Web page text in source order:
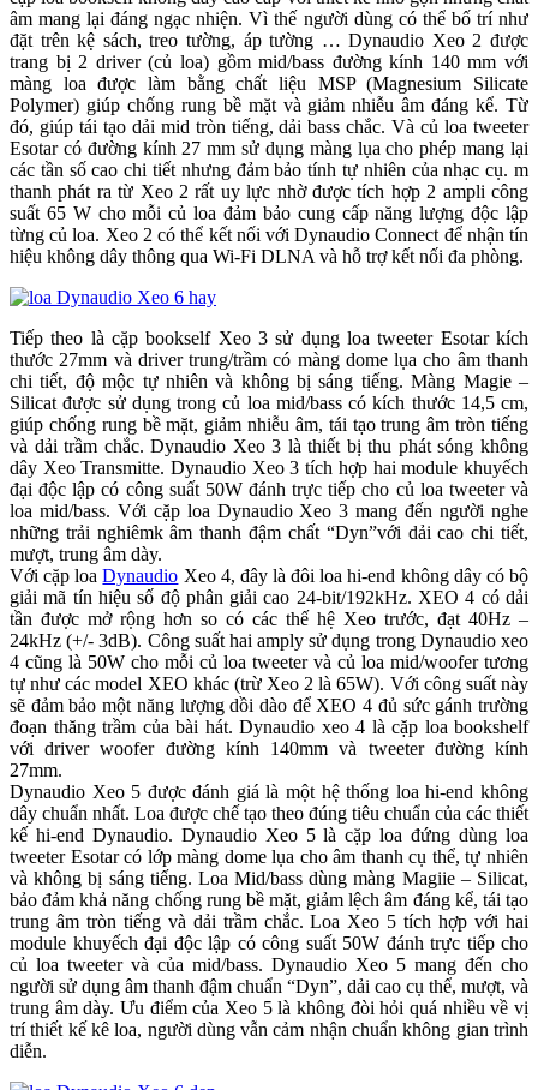
âm mang lại đáng ngạc nhiện. Vì thế người dùng có thể bố trí như
đặt trên kệ sách, treo tường, áp tường … Dynaudio Xeo 2 được
trang bị 2 driver (củ loa) gồm mid/bass đường kính 140 mm với
màng loa được làm bằng chất liệu MSP (Magnesium Silicate
Polymer) giúp chống rung bề mặt và giảm nhiễu âm đáng kể. Từ
đó, giúp tái tạo dải mid tròn tiếng, dải bass chắc. Và củ loa tweeter
Esotar có đường kính 27 mm sử dụng màng lụa cho phép mang lại
các tần số cao chi tiết nhưng đảm bảo tính tự nhiên của nhạc cụ. m
thanh phát ra từ Xeo 2 rất uy lực nhờ được tích hợp 2 ampli công
suất 65 W cho mỗi củ loa đảm bảo cung cấp năng lượng độc lập
từng củ loa. Xeo 2 có thể kết nối với Dynaudio Connect để nhận tín
hiệu không dây thông qua Wi-Fi DLNA và hỗ trợ kết nối đa phòng.
Tiếp theo là cặp bookself Xeo 3 sử dụng loa tweeter Esotar kích
thước 27mm và driver trung/trầm có màng dome lụa cho âm thanh
chi tiết, độ mộc tự nhiên và không bị sáng tiếng. Màng Magie –
Silicat được sử dụng trong củ loa mid/bass có kích thước 14,5 cm,
giúp chống rung bề mặt, giảm nhiễu âm, tái tạo trung âm tròn tiếng
và dải trầm chắc. Dynaudio Xeo 3 là thiết bị thu phát sóng không
dây Xeo Transmitte. Dynaudio Xeo 3 tích hợp hai module khuyếch
đại độc lập có công suất 50W đánh trực tiếp cho củ loa tweeter và
loa mid/bass. Với cặp loa Dynaudio Xeo 3 mang đến người nghe
những trải nghiêmk âm thanh đậm chất “Dyn”với dải cao chi tiết,
mượt, trung âm dày.
Với cặp loaDynaudio Xeo 4, đây là đôi loa hi-end không dây có bộ
giải mã tín hiệu số độ phân giải cao 24-bit/192kHz. XEO 4 có dải
tần được mở rộng hơn so có các thế hệ Xeo trước, đạt 40Hz –
24kHz (+/- 3dB). Công suất hai amply sử dụng trong Dynaudio xeo
4 cũng là 50W cho mỗi củ loa tweeter và củ loa mid/woofer tương
tự như các model XEO khác (trừ Xeo 2 là 65W). Với công suất này
sẽ đảm bảo một năng lượng dồi dào để XEO 4 đủ sức gánh trường
đoạn thăng trầm của bài hát. Dynaudio xeo 4 là cặp loa bookshelf
với driver woofer đường kính 140mm và tweeter đường kính
27mm.
Dynaudio Xeo 5 được đánh giá là một hệ thống loa hi-end không
dây chuẩn nhất. Loa được chế tạo theo đúng tiêu chuẩn của các thiết
kế hi-end Dynaudio. Dynaudio Xeo 5 là cặp loa đứng dùng loa
tweeter Esotar có lớp màng dome lụa cho âm thanh cụ thể, tự nhiên
và không bị sáng tiếng. Loa Mid/bass dùng màng Magiie – Silicat,
bảo đảm khả năng chống rung bề mặt, giảm lệch âm đáng kể, tái tạo
trung âm tròn tiếng và dải trầm chắc. Loa Xeo 5 tích hợp với hai
module khuyếch đại độc lập có công suất 50W đánh trực tiếp cho
củ loa tweeter và của mid/bass. Dynaudio Xeo 5 mang đến cho
người sử dụng âm thanh đậm chuẩn “Dyn”, dải cao cụ thể, mượt, và
trung âm dày. Ưu điểm của Xeo 5 là không đòi hỏi quá nhiều về vị
trí thiết kế kê loa, người dùng vẫn cảm nhận chuẩn không gian trình
diễn.